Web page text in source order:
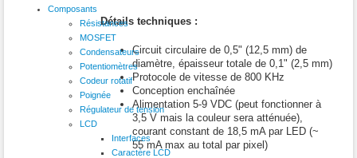
Composants
Résistances
MOSFET
Condensateurs
Potentiomètres
Codeur rotatif
Poignée
Régulateur de tension
LCD
Interfaces
Caractère LCD
Détails techniques :
Circuit circulaire de 0,5" (12,5 mm) de
diamètre, épaisseur totale de 0,1" (2,5 mm)
Protocole de vitesse de 800 KHz
Conception enchaînée
Alimentation 5-9 VDC (peut fonctionner à
3,5 V mais la couleur sera atténuée),
courant constant de 18,5 mA par LED (~
55 mA max au total par pixel)